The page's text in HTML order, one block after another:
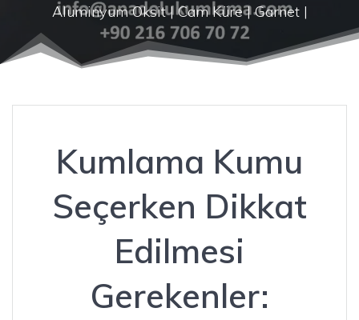
Aluminyum Oksit | Cam Küre | Garnet |
Kumlama Kumu
Seçerken Dikkat
Edilmesi
Gerekenler: